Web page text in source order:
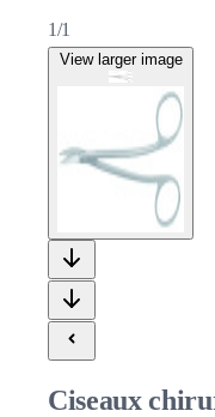
1/1
View larger image
Ciseaux